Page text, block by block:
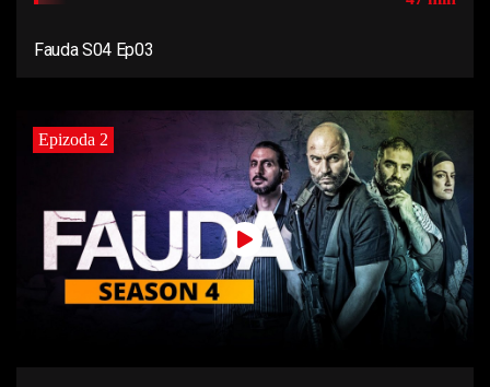
Fauda S04 Ep03
Epizoda 2